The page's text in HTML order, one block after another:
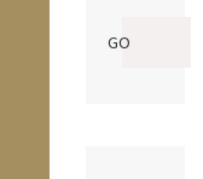
for:
GO